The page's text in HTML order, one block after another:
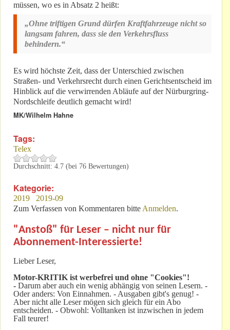
müssen, wo es in Absatz 2 heißt:
„Ohne triftigen Grund dürfen Kraftfahrzeuge nicht so
langsam fahren, dass sie den Verkehrsfluss
behindern.“
Es wird höchste Zeit, dass der Unterschied zwischen
Straßen- und Verkehrsrecht durch einen Gerichtsentscheid im
Hinblick auf die verwirrenden Abläufe auf der Nürburgring-
Nordschleife deutlich gemacht wird!
MK/Wilhelm Hahne
Tags:
Telex
Durchschnitt: 4.7 (bei 76 Bewertungen)
Kategorie:
2019
2019-09
Zum Verfassen von Kommentaren bitte Anmelden.
"Anstoß" für Leser – nicht nur für
Abonnement-Interessierte!
Lieber Leser,
Motor-KRITIK ist werbefrei und ohne "Cookies"!
- Darum aber auch ein wenig abhängig von seinen Lesern. -
Oder anders: Von Einnahmen. - Ausgaben gibt's genug! -
Aber nicht alle Leser mögen sich gleich für ein Abo
entscheiden. - Obwohl: Volltanken ist inzwischen in jedem
Fall teurer!